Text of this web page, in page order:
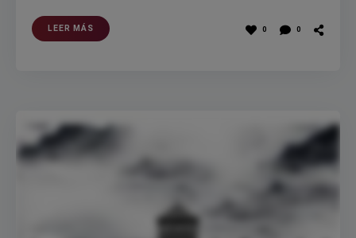
LEER MÁS 0 0